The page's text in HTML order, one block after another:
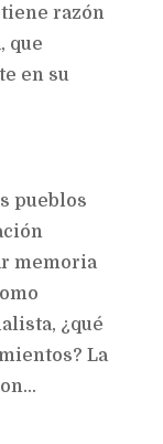
razón
que
en su
pueblos
memoria
¿qué
La